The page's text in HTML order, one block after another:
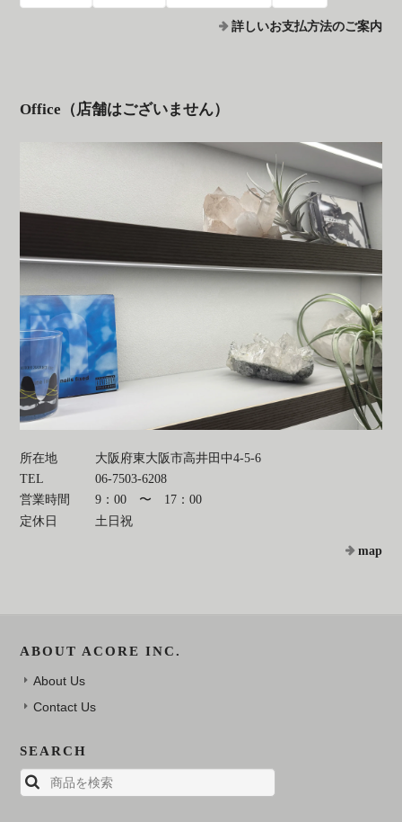
詳しいお支払方法のご案内
Office（店舗はございません）
所在地
大阪府東大阪市高井田中4-5-6
TEL
06-7503-6208
営業時間
9：00 〜 17：00
定休日
土日祝
map
ABOUT ACORE INC.
About Us
Contact Us
SEARCH